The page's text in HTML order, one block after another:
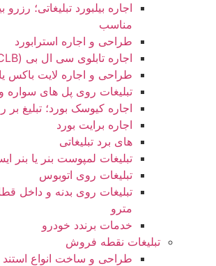
اجاره بیلبورد تبلیغاتی؛ رزرو
مناسب
طراحی و اجاره استرابورد
اجاره تابلوی سی ال بی (CLB)
طراحی و اجاره لایت باکس
تبلیغات روی پل های سواره و
اجاره کیوسک بورد؛ تبلیغ
اجاره برایت بورد
های برد تبلیغاتی
تبلیغات لمپوست بنر یا بنر
تبلیغات روی اتوبوس
تبلیغات روی بدنه و داخل
مترو
خدمات برندد خودرو
تبلیغات نقطه فروش
طراحی و ساخت انواع استند